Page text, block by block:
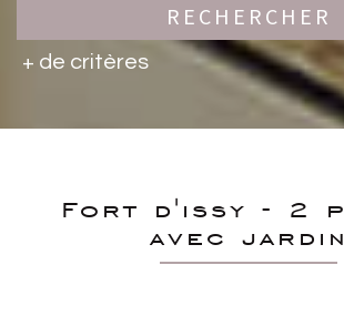
RECHERCHER
+ de critères
fort d'issy - 2 pièces
avec jardin